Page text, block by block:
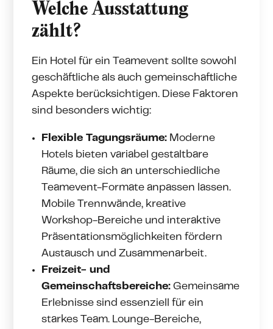
Welche Ausstattung
zählt?
Ein Hotel für ein Teamevent sollte sowohl
geschäftliche als auch gemeinschaftliche
Aspekte berücksichtigen. Diese Faktoren
sind besonders wichtig:
Flexible Tagungsräume: Moderne
Hotels bieten variabel gestaltbare
Räume, die sich an unterschiedliche
Teamevent-Formate anpassen lassen.
Mobile Trennwände, kreative
Workshop-Bereiche und interaktive
Präsentationsmöglichkeiten fördern
Austausch und Zusammenarbeit.
Freizeit- und
Gemeinschaftsbereiche: Gemeinsame
Erlebnisse sind essenziell für ein
starkes Team. Lounge-Bereiche,